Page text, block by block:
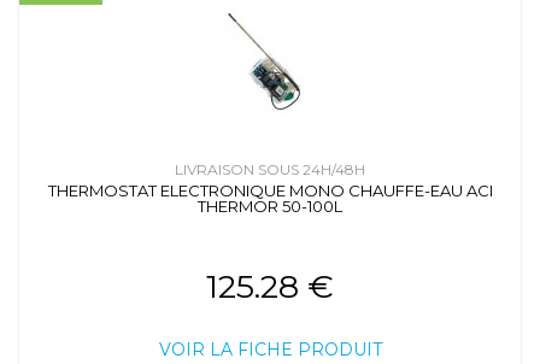
LIVRAISON SOUS 24H/48H
THERMOSTAT ELECTRONIQUE MONO CHAUFFE-EAU ACI
THERMOR 50-100L
125.28 €
VOIR LA FICHE PRODUIT